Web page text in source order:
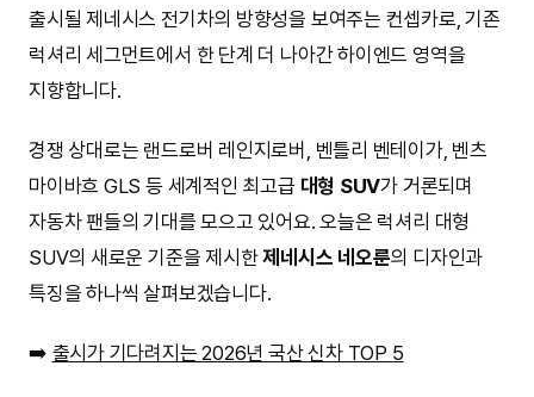
출시될 제네시스 전기차의 방향성을 보여주는 컨셉카로, 기존
럭셔리 세그먼트에서 한 단계 더 나아간 하이엔드 영역을
지향합니다.
경쟁 상대로는 랜드로버 레인지로버, 벤틀리 벤테이가, 벤츠
마이바흐 GLS 등 세계적인 최고급 대형 SUV가 거론되며
자동차 팬들의 기대를 모으고 있어요. 오늘은 럭셔리 대형
SUV의 새로운 기준을 제시한제네시스 네오룬의 디자인과
특징을 하나씩 살펴보겠습니다.
➡️ 출시가 기다려지는 2026년 국산 신차 TOP 5